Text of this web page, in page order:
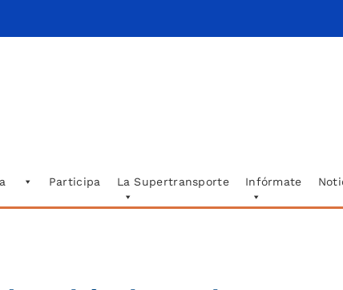
Participa La Supertransporte Infórmate